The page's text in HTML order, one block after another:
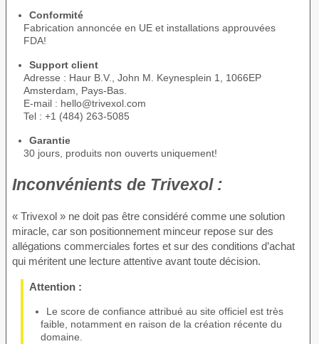
Conformité
Fabrication annoncée en UE et installations approuvées
FDA!
Support client
Adresse : Haur B.V., John M. Keynesplein 1, 1066EP
Amsterdam, Pays-Bas.
E-mail : hello@trivexol.com
Tel : +1 (484) 263-5085
Garantie
30 jours, produits non ouverts uniquement!
Inconvénients de Trivexol :
« Trivexol » ne doit pas être considéré comme une solution
miracle, car son positionnement minceur repose sur des
allégations commerciales fortes et sur des conditions d’achat
qui méritent une lecture attentive avant toute décision.
Attention :
Le score de confiance attribué au site officiel est très
faible, notamment en raison de la création récente du
domaine.